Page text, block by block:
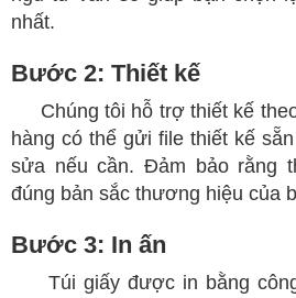
nhất.
Bước 2: Thiết kế
Chúng tôi hỗ trợ thiết kế
hàng có thể gửi file thiết kế
sửa nếu cần. Đảm bảo rằng
đúng bản sắc thương hiệu của
Bước 3: In ấn
​Túi giấy được in bằng